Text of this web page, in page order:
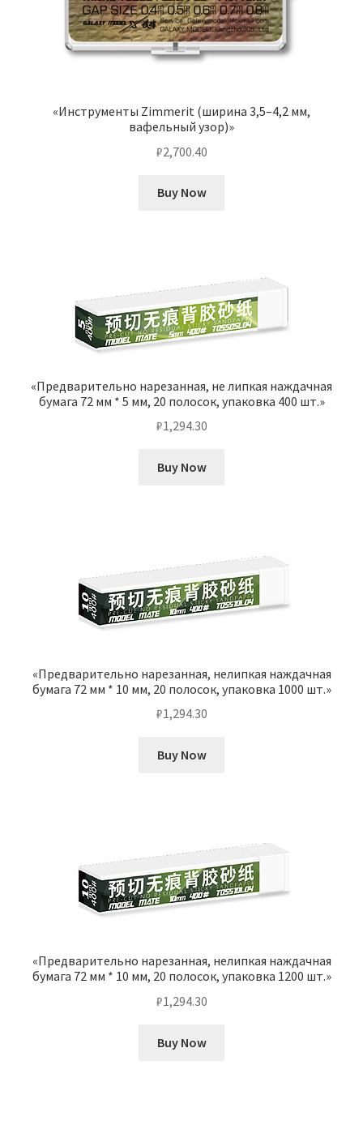
«Инструменты Zimmerit (ширина 3,5–4,2 мм,
вафельный узор)»
₽2,700.40
Buy Now
«Предварительно нарезанная, не липкая наждачная
бумага 72 мм * 5 мм, 20 полосок, упаковка 400 шт.»
₽1,294.30
Buy Now
«Предварительно нарезанная, нелипкая наждачная
бумага 72 мм * 10 мм, 20 полосок, упаковка 1000 шт.»
₽1,294.30
Buy Now
«Предварительно нарезанная, нелипкая наждачная
бумага 72 мм * 10 мм, 20 полосок, упаковка 1200 шт.»
₽1,294.30
Buy Now